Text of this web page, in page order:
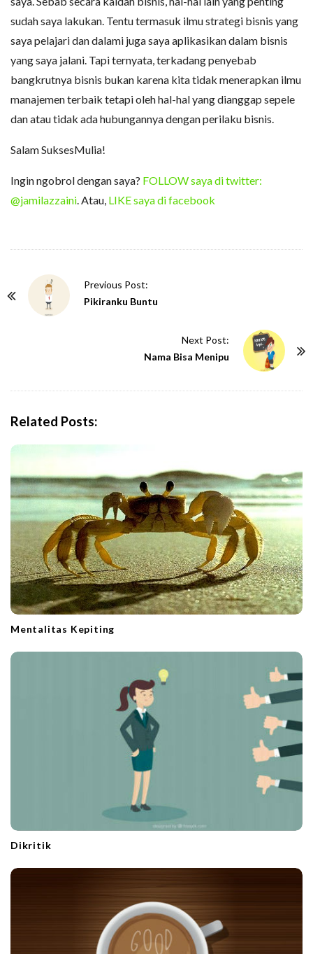
sudah saya lakukan. Tentu termasuk ilmu strategi bisnis yang
saya pelajari dan dalami juga saya aplikasikan dalam bisnis
yang saya jalani. Tapi ternyata, terkadang penyebab
bangkrutnya bisnis bukan karena kita tidak menerapkan ilmu
manajemen terbaik tetapi oleh hal-hal yang dianggap sepele
dan atau tidak ada hubungannya dengan perilaku bisnis.
Salam SuksesMulia!
Ingin ngobrol dengan saya? FOLLOW saya di twitter:
@jamilazzaini. Atau, LIKE saya di facebook
Previous Post:
Pikiranku Buntu
Next Post:
Nama Bisa Menipu
Related Posts:
Mentalitas Kepiting
Dikritik